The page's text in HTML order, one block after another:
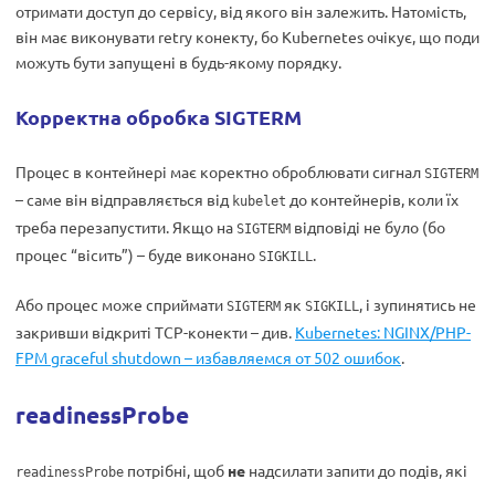
отримати доступ до сервісу, від якого він залежить. Натомість,
він має виконувати retry конекту, бо Kubernetes очікує, що поди
можуть бути запущені в будь-якому порядку.
Корректна обробка SIGTERM
Процес в контейнері має коректно оброблювати сигнал SIGTERM
– саме він відправляється від kubelet до контейнерів, коли їх
треба перезапустити. Якщо на SIGTERM відповіді не було (бо
процес “вісить”) – буде виконано SIGKILL.
Або процес може сприймати SIGTERM як SIGKILL, і зупинятись не
закривши відкриті TCP-конекти – див. Kubernetes: NGINX/PHP-
FPM graceful shutdown – избавляемся от 502 ошибок.
readinessProbe
readinessProbe потрібні, щоб не надсилати запити до подів, які